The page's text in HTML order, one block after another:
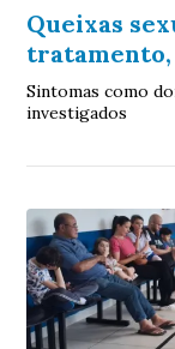
Queixas
Sintomas como
investigados